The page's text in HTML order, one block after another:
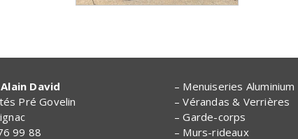
David
Pré Govelin
99 88
– Menuiseries Aluminium
– Vérandas & Verrières
– Garde-corps
– Murs-rideaux